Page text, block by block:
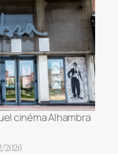
cinéma Alhambra
2026